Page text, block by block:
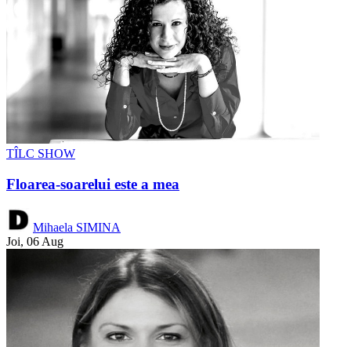
TÎLC SHOW
Floarea-soarelui este a mea
Mihaela SIMINA
Joi, 06 Aug